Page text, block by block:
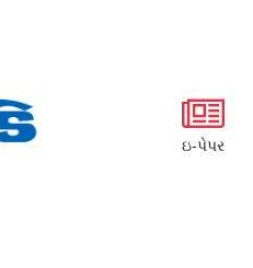
ઇ-પેપર